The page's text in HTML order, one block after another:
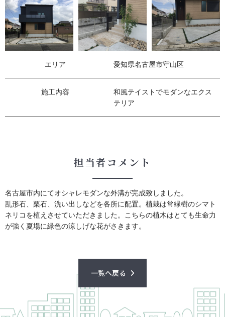
エリア 愛知県名古屋市守山区
施⼯内容
和風テイストでモダンなエクス
テリア
担当者コメント
名古屋市内にてオシャレモダンな外溝が完成致しました。
乱形石、栗石、洗い出しなどを各所に配置。植栽は常緑樹のシマト
ネリコを植えさせていただきました。こちらの植木はとても生命力
が強く夏場に緑色の涼しげな花がさきます。
一覧へ戻る